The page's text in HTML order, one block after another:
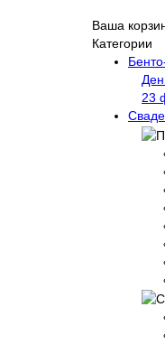
Ваша
Категории
23